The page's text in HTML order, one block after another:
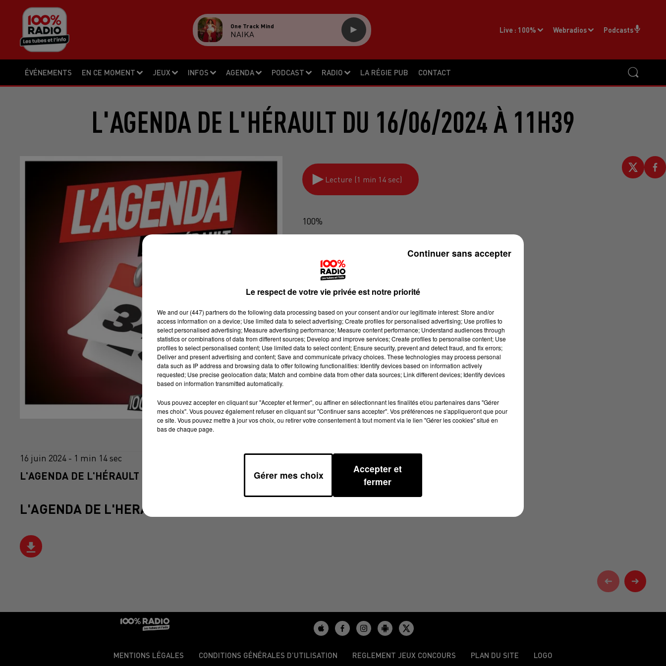
ÉVÉNEMENTS EN CE MOMENT JEUX INFOS AGENDA PODCAST RADIO LA RÉGIE PUB CONTACT
Live : 100% Webradios Podcasts
One Track Mind
NAIKA
L'AGENDA DE L'HÉRAULT DU 16/06/2024 À 11H39
Lecture (1 min 14 sec)
100%
16 juin 2024 - 1 min 14 sec
L'AGENDA DE L'HÉRAULT DU 16/06/2024 À 11H39
L'AGENDA DE L'HERAULT
MENTIONS LÉGALES CONDITIONS GÉNÉRALES D’UTILISATION REGLEMENT JEUX CONCOURS PLAN DU SITE LOGO
Le respect de votre vie privée est notre priorité
We and our (447) partnersdo the following data processing based on your consent and/or our legitimate interest: Store and/or
access information on a device; Use limited data to select advertising; Create profiles for personalised advertising; Use profiles to
select personalised advertising; Measure advertising performance; Measure content performance; Understand audiences through
statistics or combinations of data from different sources; Develop and improve services; Create profiles to personalise content; Use
profiles to select personalised content; Use limited data to select content; Ensure security, prevent and detect fraud, and fix errors;
Deliver and present advertising and content; Save and communicate privacy choices. These technologies may process personal
data such as IP address and browsing data to offer following functionalities: Identify devices based on information actively
requested; Use precise geolocation data; Match and combine data from other data sources; Link different devices; Identify devices
based on information transmitted automatically.
Vous pouvez accepter en cliquant sur "Accepter et fermer", ou affiner en sélectionnant les finalités et/ou partenaires dans "Gérer
mes choix". Vous pouvez également refuser en cliquant sur "Continuer sans accepter". Vos préférences ne s'appliqueront que pour
ce site. Vous pouvez mettre à jour vos choix, ou retirer votre consentement à tout moment via le lien "Gérer les cookies" situé en
bas de chaque page.
Gérer mes choix
Accepter et
fermer
Continuer sans accepter